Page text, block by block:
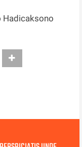
Hadicaksono